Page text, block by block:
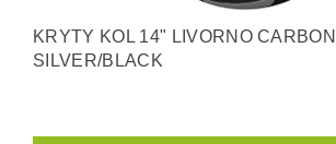
KRYTY KOL 14" LIVORNO
SILVER/BLACK